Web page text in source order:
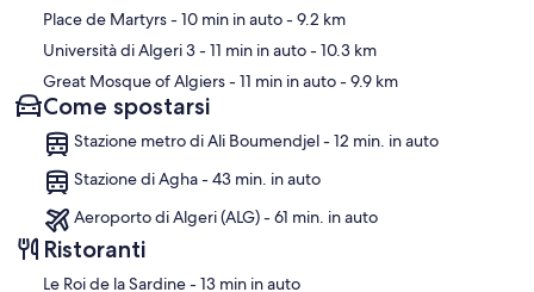
Place de Martyrs- 10 min in auto- 9.2 km
Università di Algeri 3- 11 min in auto- 10.3 km
Great Mosque of Algiers- 11 min in auto- 9.9 km
Come spostarsi
Stazione metro di Ali Boumendjel - 12 min. in auto
Stazione di Agha - 43 min. in auto
Aeroporto di Algeri (ALG) - 61 min. in auto
Ristoranti
‪Le Roi de la Sardine - ‬13 min in auto